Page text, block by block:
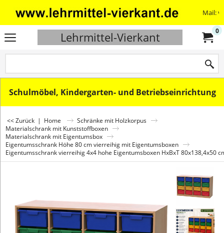
Mail:
Lehrmittel-Vierkant 0
Schulmöbel, Kindergarten- und Betriebseinrichtung
<< Zurück | Home
Schränke mit Holzkorpus
Materialschrank mit Kunststoffboxen
Materialschrank mit Eigentumsbox
Eigentumsschrank Höhe 80 cm vierreihig mit Eigentumsboxen
Eigentumsschrank vierreihig 4x4 hohe Eigentumsboxen HxBxT 80x138,4x50